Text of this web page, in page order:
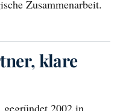
Zusammenarbeit.
klare
2002 in